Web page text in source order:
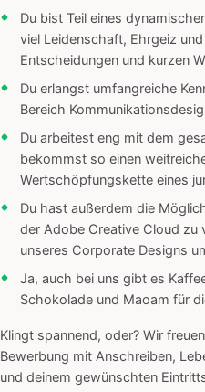
Du bist Teil eines
viel Leidenschaft, Ehrgeiz
Entscheidungen und kurzen
Du erlangst umfangreiche
Bereich
Du arbeitest eng mit dem
bekommst so einen
Wertschöpfungskette eines
Du hast außerdem die
der Adobe Creative Cloud zu
unseres Corporate Designs
Ja, auch bei uns gibt es
Schokolade und Maoam für
Klingt spannend, oder? Wir
Bewerbung mit Anschreiben,
und deinem gewünschten